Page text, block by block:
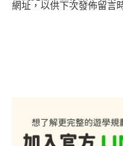
網址，以供下次發佈留言